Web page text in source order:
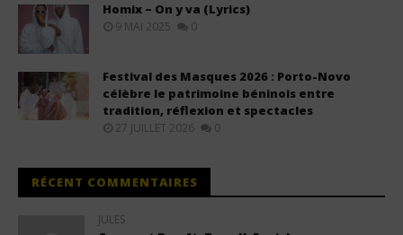
Homix – On y va (Lyrics)
9 MAI 2025 0
Festival des Masques 2026 : Porto-Novo
célèbre le patrimoine béninois entre
tradition, réflexion et spectacles
27 JUILLET 2026 0
RÉCENT COMMENTAIRES
JULES